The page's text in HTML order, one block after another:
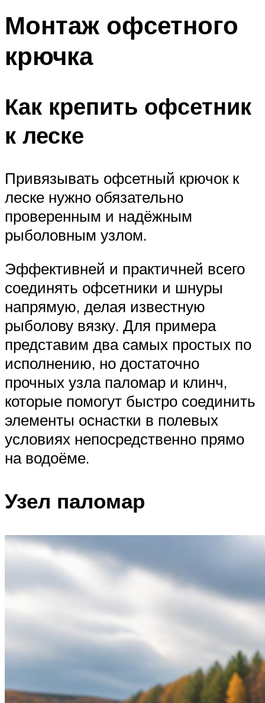
Монтаж офсетного
крючка
Как крепить офсетник
к леске
Привязывать офсетный крючок к
леске нужно обязательно
проверенным и надёжным
рыболовным узлом.
Эффективней и практичней всего
соединять офсетники и шнуры
напрямую, делая известную
рыболову вязку. Для примера
представим два самых простых по
исполнению, но достаточно
прочных узла паломар и клинч,
которые помогут быстро соединить
элементы оснастки в полевых
условиях непосредственно прямо
на водоёме.
Узел паломар